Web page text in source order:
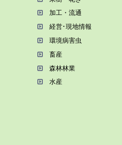
加⼯・流通
経営･現地情報
環境病害⾍
畜産
森林林業
⽔産